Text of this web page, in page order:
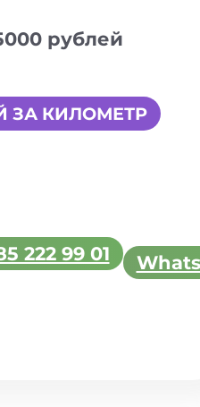
рублей
ЗА КИЛОМЕТР
222 99 01